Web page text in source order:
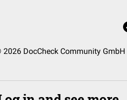
2026 DocCheck Community GmbH